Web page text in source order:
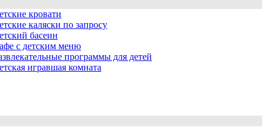
кровати
каляски по запросу
басеин
с детским меню
программы для детей
игравшая комната